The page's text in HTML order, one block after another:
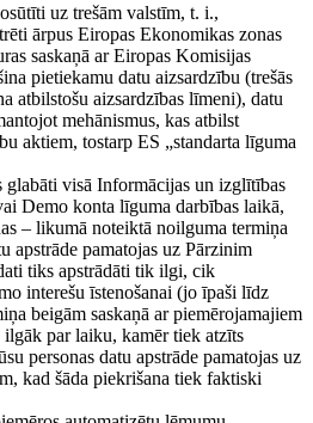
uz trešām valstīm, t. i.,
ārpus Eiropas Ekonomikas zonas
saskaņā ar Eiropas Komisijas
pietiekamu datu aizsardzību (trešās
atbilstošu aizsardzības līmeni), datu
mehānismus, kas atbilst
aktiem, tostarp ES „standarta līguma
glabāti visā Informācijas un izglītības
Demo konta līguma darbības laikā,
– likumā noteiktā noilguma termiņa
apstrāde pamatojas uz Pārzinim
tiks apstrādāti tik ilgi, cik
interešu īstenošanai (jo īpaši līdz
beigām saskaņā ar piemērojamajiem
par laiku, kamēr tiek atzīts
personas datu apstrāde pamatojas uz
kad šāda piekrišana tiek faktiski